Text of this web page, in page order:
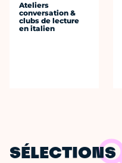
Ateliers
conversation &
clubs de lecture
en italien
SÉLECTIONS